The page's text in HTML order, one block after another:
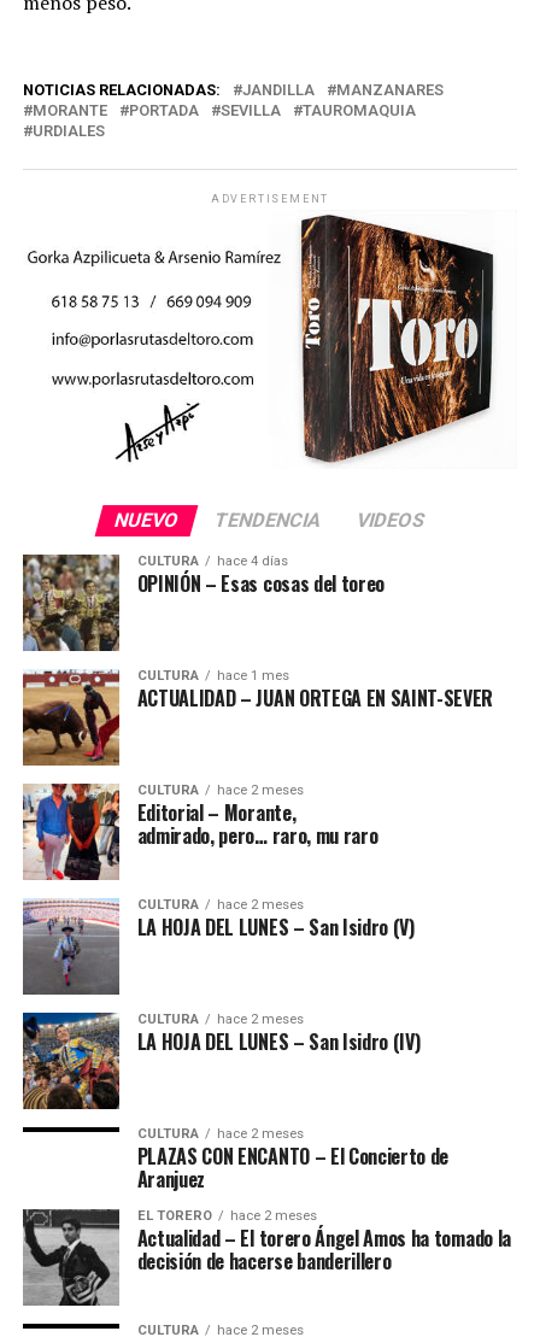
NOTICIAS RELACIONADAS: JANDILLA
MANZANARES
MORANTE
PORTADA SEVILLA
TAUROMAQUIA
URDIALES
ADVERTISEMENT
NUEVO TENDENCIA VIDEOS
CULTURA hace 4 días
OPINIÓN – Esas cosas del toreo
CULTURA hace 1 mes
ACTUALIDAD – JUAN ORTEGA EN SAINT-SEVER
CULTURA hace 2 meses
Editorial – Morante,
admirado, pero… raro, mu raro
CULTURA hace 2 meses
LA HOJA DEL LUNES – San Isidro (V)
CULTURA hace 2 meses
LA HOJA DEL LUNES – San Isidro (IV)
CULTURA hace 2 meses
PLAZAS CON ENCANTO – El Concierto de
Aranjuez
EL TORERO hace 2 meses
Actualidad – El torero Ángel Amos ha tomado la
decisión de hacerse banderillero
CULTURA hace 2 meses